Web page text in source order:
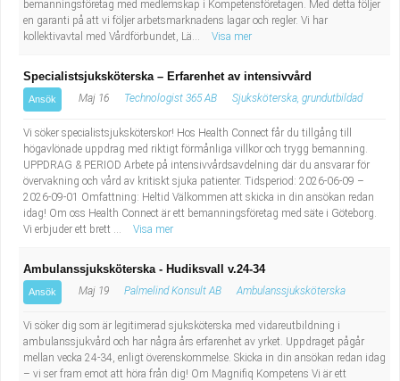
bemanningsföretag med medlemskap i Kompetensföretagen. Med detta följer
en garanti på att vi följer arbetsmarknadens lagar och regler. Vi har
kollektivavtal med Vårdförbundet, Lä...
Visa mer
Specialistsjuksköterska – Erfarenhet av intensivvård
Ansök Maj 16 Technologist 365 AB Sjuksköterska, grundutbildad
Vi söker specialistsjuksköterskor! Hos Health Connect får du tillgång till
högavlönade uppdrag med riktigt förmånliga villkor och trygg bemanning.
UPPDRAG & PERIOD Arbete på intensivvårdsavdelning där du ansvarar för
övervakning och vård av kritiskt sjuka patienter. Tidsperiod: 2026-06-09 –
2026-09-01 Omfattning: Heltid Välkommen att skicka in din ansökan redan
idag! Om oss Health Connect är ett bemanningsföretag med säte i Göteborg.
Vi erbjuder ett brett ...
Visa mer
Ambulanssjuksköterska - Hudiksvall v.24-34
Ansök Maj 19 Palmelind Konsult AB Ambulanssjuksköterska
Vi söker dig som är legitimerad sjuksköterska med vidareutbildning i
ambulanssjukvård och har några års erfarenhet av yrket. Uppdraget pågår
mellan vecka 24-34, enligt överenskommelse. Skicka in din ansökan redan idag
– vi ser fram emot att höra från dig! Om Magnifiq Kompetens Vi är ett